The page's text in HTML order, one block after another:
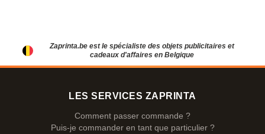
Zaprinta.be est le spécialiste des objets publicitaires et
cadeaux d'affaires en Belgique
LES SERVICES ZAPRINTA
Comment passer commande ?
Puis-je commander en tant que particulier ?